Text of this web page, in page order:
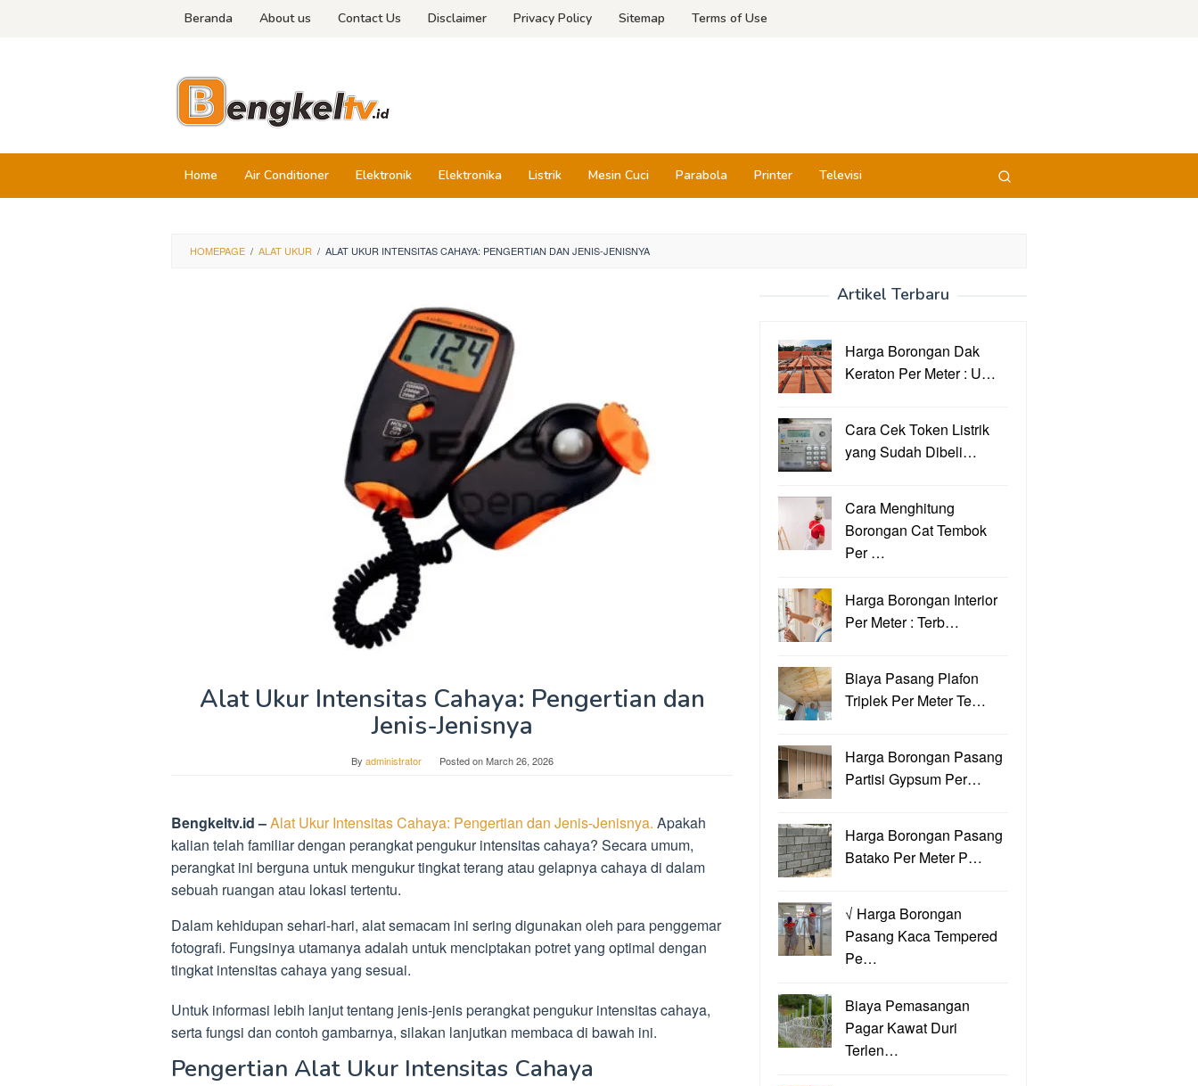
Beranda About us Contact Us Disclaimer Privacy Policy Sitemap Terms of Use
Home Air Conditioner Elektronik Elektronika Listrik Mesin Cuci Parabola Printer Televisi
HOMEPAGE / ALAT UKUR / ALAT UKUR INTENSITAS CAHAYA: PENGERTIAN DAN JENIS-JENISNYA
Alat Ukur Intensitas Cahaya: Pengertian dan
Jenis-Jenisnya
By administrator Posted onMarch 26, 2026
Bengkeltv.id –Alat Ukur Intensitas Cahaya: Pengertian dan Jenis-Jenisnya. Apakah
kalian telah familiar dengan perangkat pengukur intensitas cahaya? Secara umum,
perangkat ini berguna untuk mengukur tingkat terang atau gelapnya cahaya di dalam
sebuah ruangan atau lokasi tertentu.
Dalam kehidupan sehari-hari, alat semacam ini sering digunakan oleh para penggemar
fotografi. Fungsinya utamanya adalah untuk menciptakan potret yang optimal dengan
tingkat intensitas cahaya yang sesuai.
Untuk informasi lebih lanjut tentang jenis-jenis perangkat pengukur intensitas cahaya,
serta fungsi dan contoh gambarnya, silakan lanjutkan membaca di bawah ini.
Pengertian Alat Ukur Intensitas Cahaya
Artikel Terbaru
Harga Borongan Dak
Keraton Per Meter : U…
Cara Cek Token Listrik
yang Sudah Dibeli…
Cara Menghitung
Borongan Cat Tembok
Per …
Harga Borongan Interior
Per Meter : Terb…
Biaya Pasang Plafon
Triplek Per Meter Te…
Harga Borongan Pasang
Partisi Gypsum Per…
Harga Borongan Pasang
Batako Per Meter P…
√ Harga Borongan
Pasang Kaca Tempered
Pe…
Biaya Pemasangan
Pagar Kawat Duri
Terlen…